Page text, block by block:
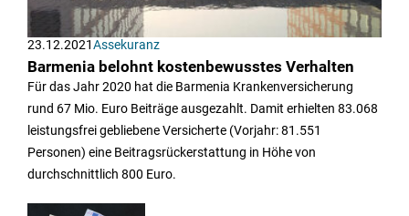
23.12.2021Assekuranz
Barmenia belohnt kostenbewusstes Verhalten
Für das Jahr 2020 hat die Barmenia Krankenversicherung
rund 67 Mio. Euro Beiträge ausgezahlt. Damit erhielten 83.068
leistungsfrei gebliebene Versicherte (Vorjahr: 81.551
Personen) eine Beitragsrückerstattung in Höhe von
durchschnittlich 800 Euro.